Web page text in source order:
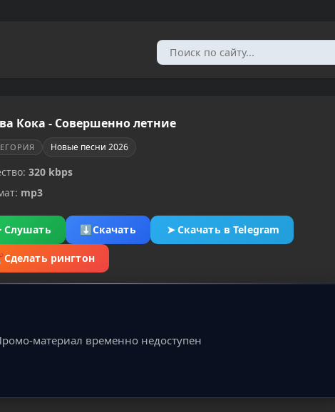
Кока - Совершенно летние
Новые песни 2026
320 kbps
mp3
Слушать ⬇Скачать ➤Скачать в Telegram
Сделать рингтон
материал временно недоступен